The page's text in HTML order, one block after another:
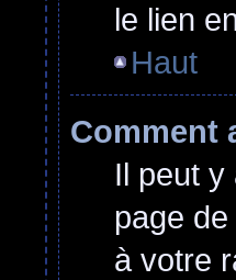
le lien
Haut
Comment
Il peut y
page
à votre